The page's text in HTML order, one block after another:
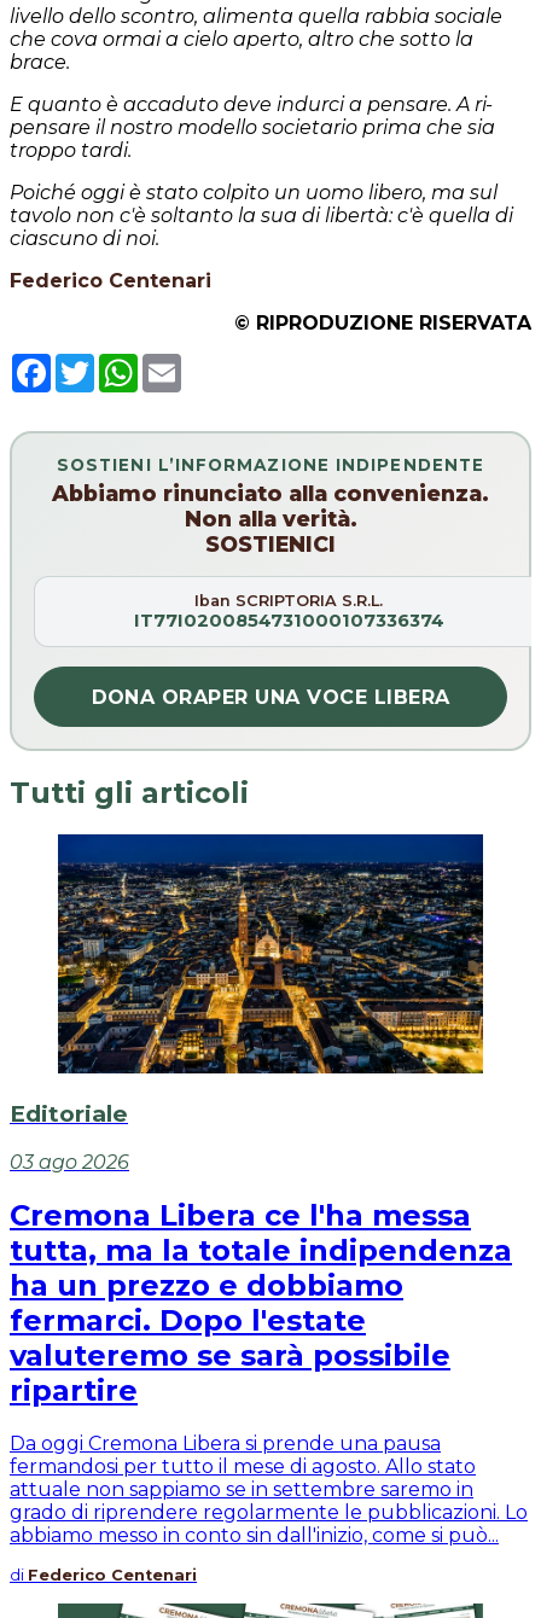
livello dello scontro, alimenta quella rabbia sociale
che cova ormai a cielo aperto, altro che sotto la
brace.
E quanto è accaduto deve indurci a pensare. A ri-
pensare il nostro modello societario prima che sia
troppo tardi.
Poiché oggi è stato colpito un uomo libero, ma sul
tavolo non c'è soltanto la sua di libertà: c'è quella di
ciascuno di noi.
Federico Centenari
© RIPRODUZIONE RISERVATA
Facebook
TwitterWhatsApp
SOSTIENI L’INFORMAZIONE INDIPENDENTE
Abbiamo rinunciato alla convenienza.
Non alla verità.
SOSTIENICI
Iban SCRIPTORIA S.R.L.
IT77I0200854731000107336374
DONA ORAPER UNA VOCE LIBERA
Tutti gli articoli
Editoriale
03 ago 2026
Cremona Libera ce l'ha messa
tutta, ma la totale indipendenza
ha un prezzo e dobbiamo
fermarci. Dopo l'estate
valuteremo se sarà possibile
ripartire
Da oggi Cremona Libera si prende una pausa
fermandosi per tutto il mese di agosto. Allo stato
attuale non sappiamo se in settembre saremo in
grado di riprendere regolarmente le pubblicazioni. Lo
abbiamo messo in conto sin dall'inizio, come si può...
di Federico Centenari